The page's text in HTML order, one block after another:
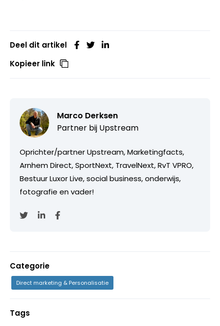
Deel dit artikel
Kopieer link
Marco Derksen
Partner bij Upstream
Oprichter/partner Upstream, Marketingfacts,
Arnhem Direct, SportNext, TravelNext, RvT VPRO,
Bestuur Luxor Live, social business, onderwijs,
fotografie en vader!
Categorie
Direct marketing & Personalisatie
Tags